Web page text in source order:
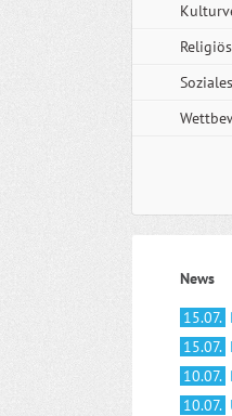
News
15.07.
15.07.
10.07.
10.07.